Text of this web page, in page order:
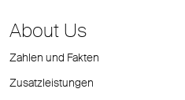
About Us
Zahlen und Fakten
Zusatzleistungen